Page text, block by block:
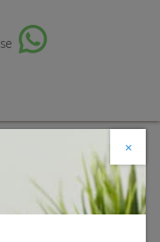
×
Descuento web
D94Mm Plastico